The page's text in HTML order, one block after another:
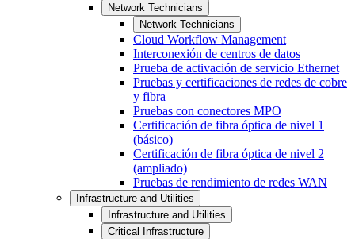
Network Technicians
Network Technicians
Cloud Workflow Management
Interconexión de centros de datos
Prueba de activación de servicio Ethernet
Pruebas y certificaciones de redes de cobre
y fibra
Pruebas con conectores MPO
Certificación de fibra óptica de nivel 1
(básico)
Certificación de fibra óptica de nivel 2
(ampliado)
Pruebas de rendimiento de redes WAN
Infrastructure and Utilities
Infrastructure and Utilities
Critical Infrastructure